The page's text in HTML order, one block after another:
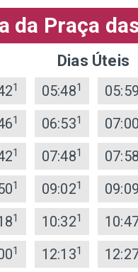
da Praça
Dias Úteis
1 05:481 05:59
1 06:531 07:00
1 07:481 07:58
1 09:021 09:09
1 10:321
1 12:131